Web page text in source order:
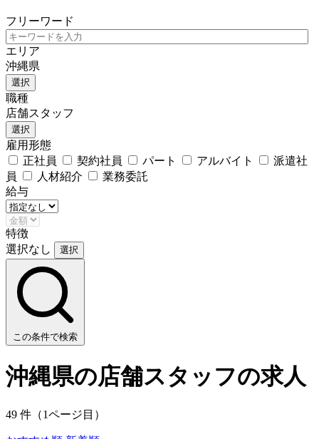
フリーワード
エリア
沖縄県
選択
職種
店舗スタッフ
選択
雇用形態
正社員
契約社員 パート アルバイト
派遣社
員
人材紹介
業務委託
給与
特徴
選択なし
選択
この条件で検索
沖縄県の店舗スタッフの求人
49 件（1ページ目）